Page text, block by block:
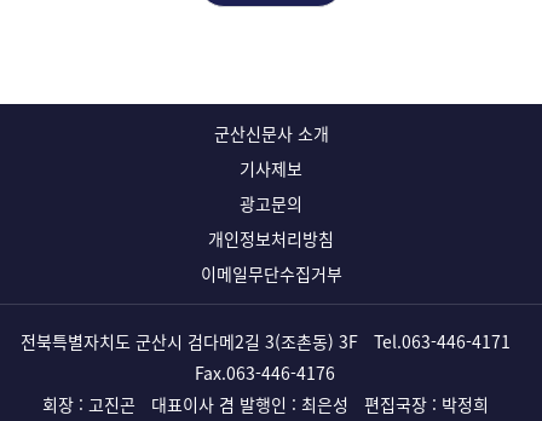
군산신문사 소개
기사제보
광고문의
개인정보처리방침
이메일무단수집거부
전북특별자치도 군산시 검다메2길 3(조촌동) 3F Tel.063-446-4171
Fax.063-446-4176
회장 : 고진곤
대표이사 겸 발행인 : 최은성 편집국장 : 박정희